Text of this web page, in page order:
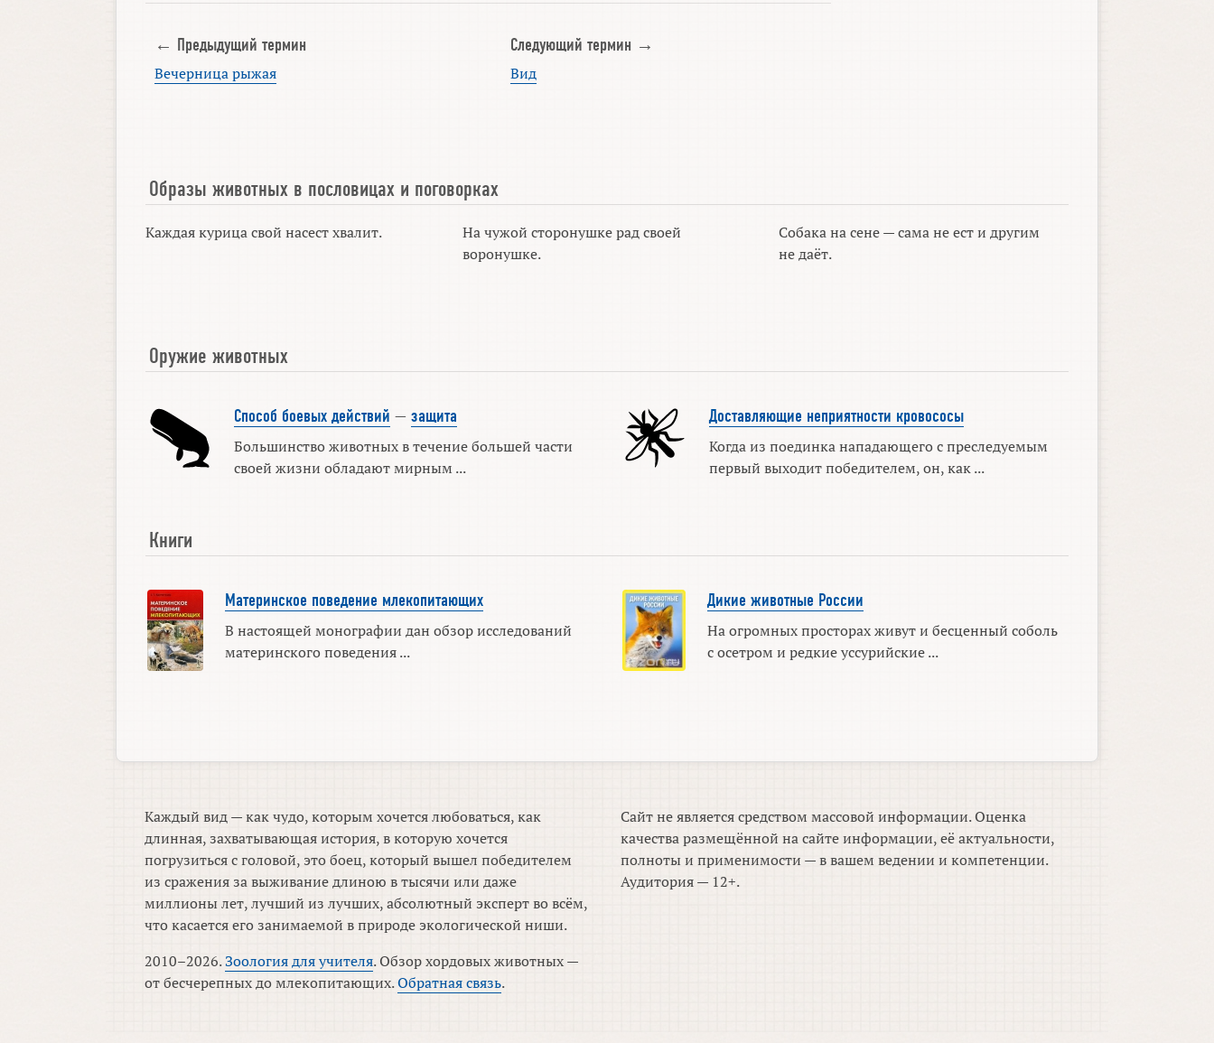
← Предыдущий термин
Вечерница рыжая
Следующий термин →
Вид
Образы животных в пословицах и поговорках
Каждая курица свой насест хвалит.
На чужой сторонушке рад своей
воронушке.
Собака на сене — сама не ест и другим
не даёт.
Оружие животных
Способ боевых действий — защита
Большинство животных в течение большей части
своей жизни обладают мирным ...
Доставляющие неприятности кровососы
Когда из поединка нападающего с преследуемым
первый выходит победителем, он, как ...
Книги
Материнское поведение млекопитающих
В настоящей монографии дан обзор исследований
материнского поведения ...
Дикие животные России
На огромных просторах живут и бесценный соболь
с осетром и редкие уссурийские ...
Каждый вид — как чудо, которым хочется любоваться, как
длинная, захватывающая история, в которую хочется
погрузиться с головой, это боец, который вышел победителем
из сражения за выживание длиною в тысячи или даже
миллионы лет, лучший из лучших, абсолютный эксперт во всём,
что касается его занимаемой в природе экологической ниши.
Сайт не является средством массовой информации. Оценка
качества размещённой на сайте информации, её актуальности,
полноты и применимости — в вашем ведении и компетенции.
Аудитория — 12+.
2010–2026.Зоология для учителя. Обзор хордовых животных —
от бесчерепных до млекопитающих.Обратная связь.